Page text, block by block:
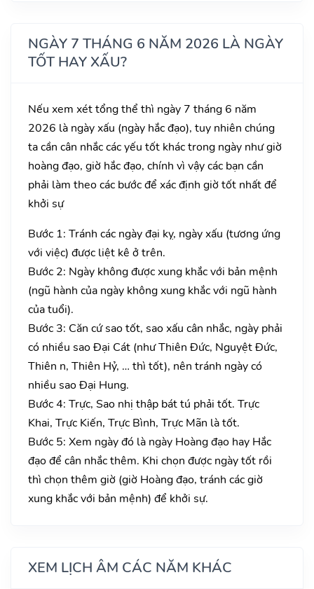
NGÀY 7 THÁNG 6 NĂM 2026 LÀ NGÀY
TỐT HAY XẤU?
Nếu xem xét tổng thể thì ngày 7 tháng 6 năm
2026 là ngày xấu (ngày hắc đạo), tuy nhiên chúng
ta cần cân nhắc các yếu tốt khác trong ngày như giờ
hoàng đạo, giờ hắc đạo, chính vì vậy các bạn cần
phải làm theo các bước để xác định giờ tốt nhất để
khởi sự
Bước 1: Tránh các ngày đại kỵ, ngày xấu (tương ứng
với việc) được liệt kê ở trên.
Bước 2: Ngày không được xung khắc với bản mệnh
(ngũ hành của ngày không xung khắc với ngũ hành
của tuổi).
Bước 3: Căn cứ sao tốt, sao xấu cân nhắc, ngày phải
có nhiều sao Đại Cát (như Thiên Đức, Nguyệt Đức,
Thiên n, Thiên Hỷ, … thì tốt), nên tránh ngày có
nhiều sao Đại Hung.
Bước 4: Trực, Sao nhị thập bát tú phải tốt. Trực
Khai, Trực Kiến, Trực Bình, Trực Mãn là tốt.
Bước 5: Xem ngày đó là ngày Hoàng đạo hay Hắc
đạo để cân nhắc thêm. Khi chọn được ngày tốt rồi
thì chọn thêm giờ (giờ Hoàng đạo, tránh các giờ
xung khắc với bản mệnh) để khởi sự.
XEM LỊCH ÂM CÁC NĂM KHÁC